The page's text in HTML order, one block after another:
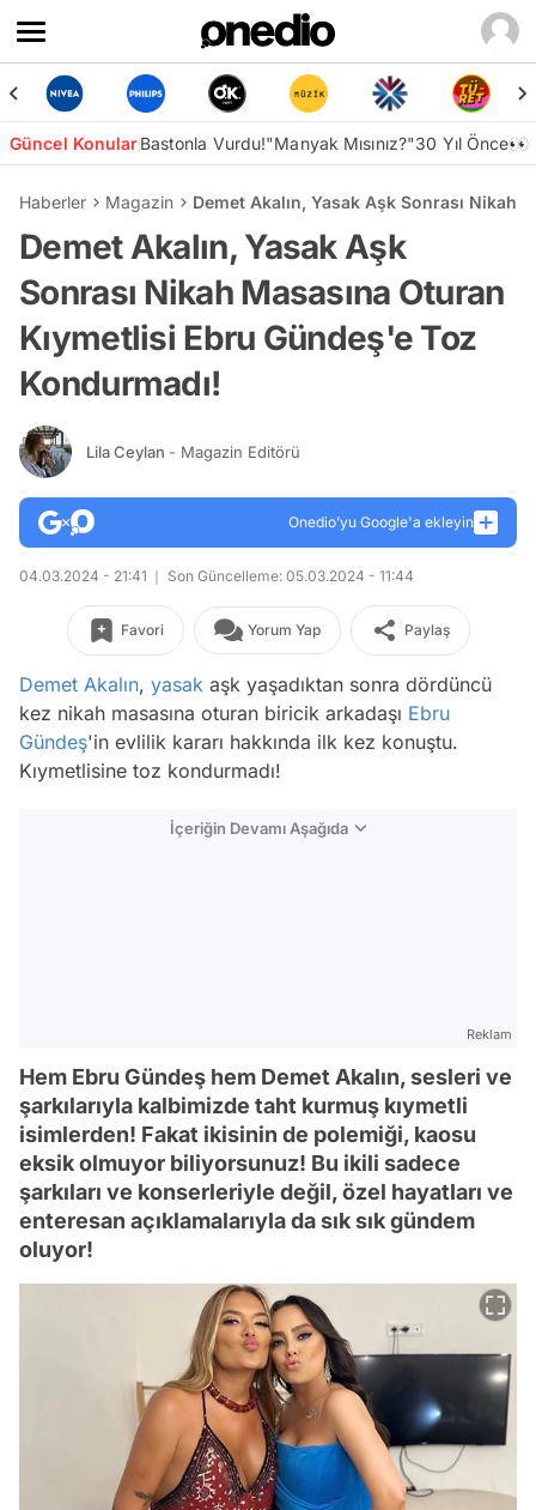
Güncel KonularBastonla Vurdu!"Manyak Mısınız?"30 Yıl Önce👀
Haberler Magazin Demet Akalın, Yasak Aşk Sonrası Nikah
Demet Akalın, Yasak Aşk
Sonrası Nikah Masasına Oturan
Kıymetlisi Ebru Gündeş'e Toz
Kondurmadı!
Lila Ceylan - Magazin Editörü
Onedio’yu Google'a ekleyin
04.03.2024 - 21:41 Son Güncelleme: 05.03.2024 - 11:44
Favori Yorum Yap Paylaş
Demet Akalın, yasak aşk yaşadıktan sonra dördüncü
kez nikah masasına oturan biricik arkadaşı Ebru
Gündeş'in evlilik kararı hakkında ilk kez konuştu.
Kıymetlisine toz kondurmadı!
İçeriğin Devamı Aşağıda
Reklam
Hem Ebru Gündeş hem Demet Akalın, sesleri ve
şarkılarıyla kalbimizde taht kurmuş kıymetli
isimlerden! Fakat ikisinin de polemiği, kaosu
eksik olmuyor biliyorsunuz! Bu ikili sadece
şarkıları ve konserleriyle değil, özel hayatları ve
enteresan açıklamalarıyla da sık sık gündem
oluyor!